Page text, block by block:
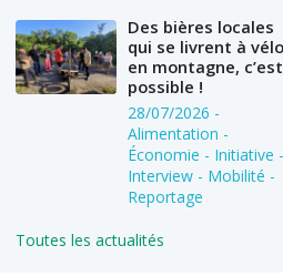
Des bières locales
qui se livrent à vélo
en montagne, c’est
possible !
28/07/2026 -
Alimentation -
Économie - Initiative -
Interview - Mobilité -
Reportage
Toutes les actualités